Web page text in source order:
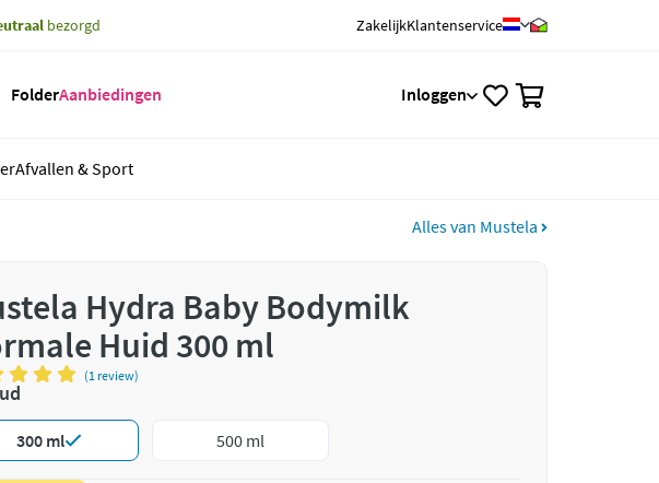
bezorgd ZakelijkKlantenservice
FolderAanbiedingen Inloggen
Afvallen & Sport
Alles van Mustela
Hydra Baby Bodymilk
Huid 300 ml
(1 review)
300 ml 500 ml